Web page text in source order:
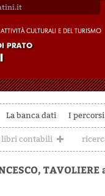
La banca dati I percorsi
libri contabili
TAVOLIERE